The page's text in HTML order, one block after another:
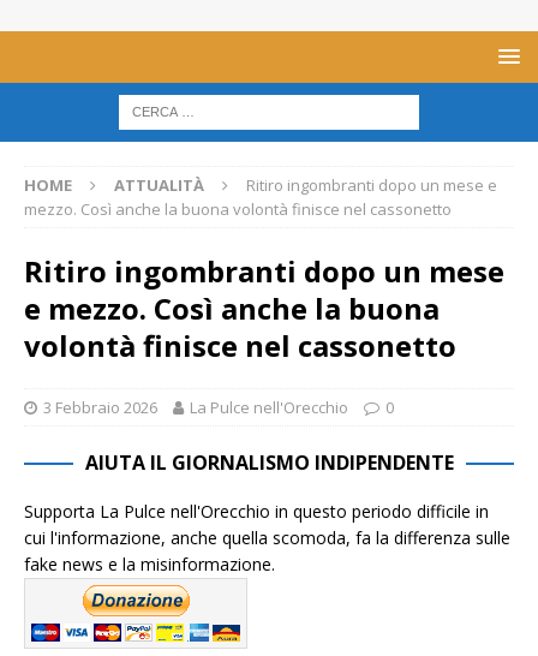
HOME ATTUALITÀ
Ritiro ingombranti dopo un mese e
mezzo. Così anche la buona volontà finisce nel cassonetto
Ritiro ingombranti dopo un mese
e mezzo. Così anche la buona
volontà finisce nel cassonetto
3 Febbraio 2026 La Pulce nell'Orecchio 0
AIUTA IL GIORNALISMO INDIPENDENTE
Supporta La Pulce nell'Orecchio in questo periodo difficile in
cui l'informazione, anche quella scomoda, fa la differenza sulle
fake news e la misinformazione.